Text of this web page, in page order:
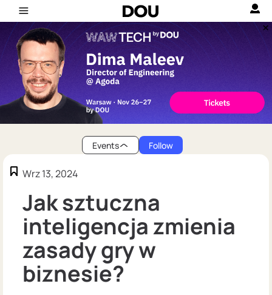
Events Follow
Wrz 13, 2024
Jak sztuczna
inteligencja zmienia
zasady gry w
biznesie?